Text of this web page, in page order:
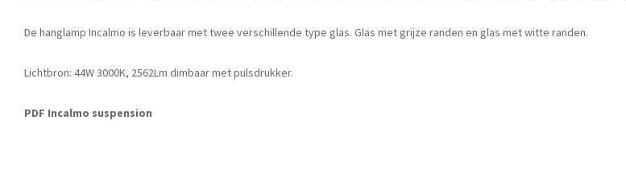
De hanglamp Incalmo is leverbaar met twee verschillende type glas. Glas met grijze randen en glas met witte randen.
Lichtbron: 44W 3000K, 2562Lm dimbaar met pulsdrukker.
PDF Incalmo suspension